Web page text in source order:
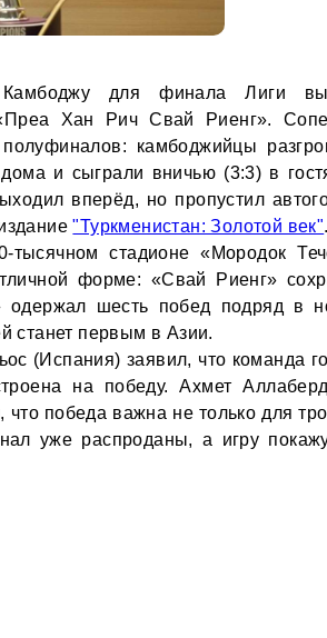
для финала Лиги
Хан Рич Свай Риенг».
камбоджийцы
и сыграли вничью (3:3) в
вперёд, но пропустил
"Туркменистан: Золотой век".
стадионе «Мородок
форме: «Свай Риенг»
одержал шесть побед подряд в
станет первым в Азии.
(Испания) заявил, что команда
на победу. Ахмет
что победа важна не только для
уже распроданы, а игру